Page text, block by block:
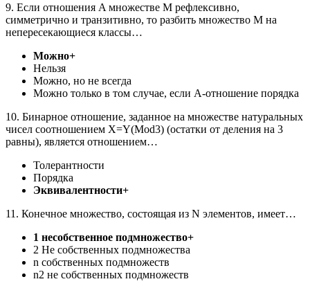
9. Если отношения A множестве M рефлексивно,
симметрично и транзитивно, то разбить множество М на
непересекающиеся классы…
Можно+
Нельзя
Можно, но не всегда
Можно только в том случае, если А-отношение порядка
10. Бинарное отношение, заданное на множестве натуральных
чисел соотношением X=Y(Mod3) (остатки от деления на 3
равны), является отношением…
Толерантности
Порядка
Эквивалентности+
11. Конечное множество, состоящая из N элементов, имеет…
1 несобственное подмножество+
2 Не собственных подмножества
n собственных подмножеств
n2 не собственных подмножеств